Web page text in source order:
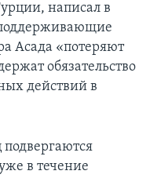
написал в
Асада «потеряют
обязательство
действий в
в течение